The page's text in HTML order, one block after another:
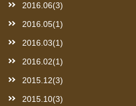
2016.06(3)
2016.05(1)
2016.03(1)
2016.02(1)
2015.12(3)
2015.10(3)